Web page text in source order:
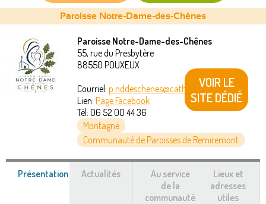
Vous
êtes
Paroisse Notre-Dame-des-Chênes
Paroisse Notre-Dame-des-Chênes
55, rue du Presbytère
88550 POUXEUX
Courriel: p.nddeschenes@catholique88.fr
Lien: Page Facebook
Tél: 06 52 00 44 36
Montagne
Communauté de Paroisses de Remiremont
VOIR LE
SITE DÉDIÉ
Présentation (onglet
Actualités
Au service
de la
communauté
Lieux et
adresses
utiles